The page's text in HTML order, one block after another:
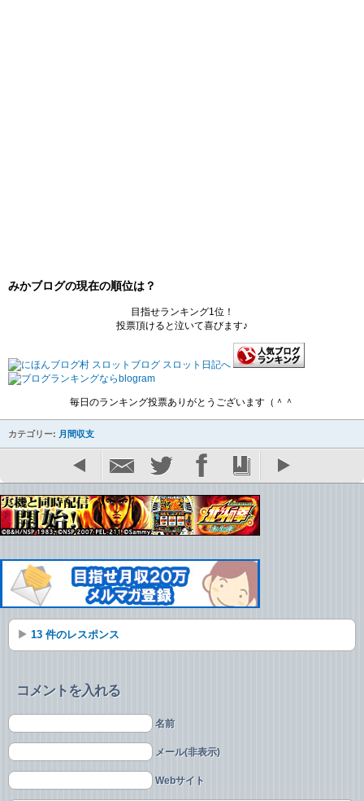
みかブログの現在の順位は？
目指せランキング1位！
投票頂けると泣いて喜びます♪
毎日のランキング投票ありがとうございます（＾＾
カテゴリー: 月間収支
13 件のレスポンス
コメントを入れる
名前
メール(非表示)
Webサイト